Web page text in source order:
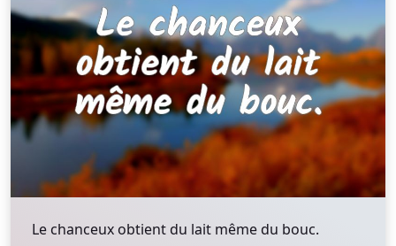
Le chanceux obtient du lait même du bouc.